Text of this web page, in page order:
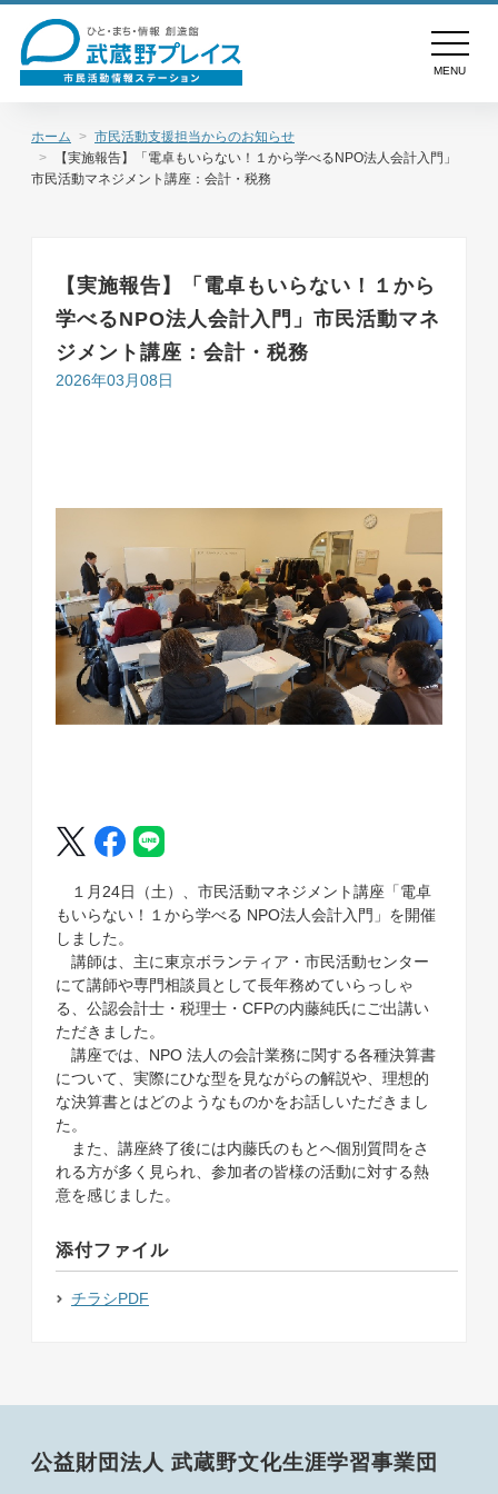
MENU
ホーム
市民活動支援担当からのお知らせ
【実施報告】「電卓もいらない！１から学べるNPO法人会計入門」
市民活動マネジメント講座：会計・税務
【実施報告】「電卓もいらない！１から
学べるNPO法人会計入門」市民活動マネ
ジメント講座：会計・税務
2026年03月08日
１月24日（土）、市民活動マネジメント講座「電卓
もいらない！１から学べる NPO法人会計入門」を開催
しました。
講師は、主に東京ボランティア・市民活動センター
にて講師や専門相談員として長年務めていらっしゃ
る、公認会計士・税理士・CFPの内藤純氏にご出講い
ただきました。
講座では、NPO 法人の会計業務に関する各種決算書
について、実際にひな型を見ながらの解説や、理想的
な決算書とはどのようなものかをお話しいただきまし
た。
また、講座終了後には内藤氏のもとへ個別質問をさ
れる方が多く見られ、参加者の皆様の活動に対する熱
意を感じました。
添付ファイル
チラシPDF
公益財団法人 武蔵野文化生涯学習事業団